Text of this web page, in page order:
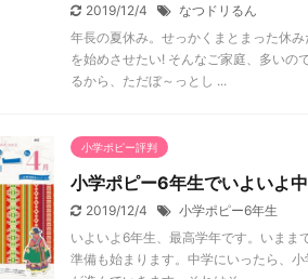
2019/12/4
なつドリるん
年長の夏休み。せっかくまとまった休
を始めさせたい! そんなご家庭、多いの
るから、ただぼ～っとし ...
小学ポピー評判
小学ポピー6年生でいよいよ
2019/12/4
小学ポピー6年生
いよいよ6年生、最高学年です。いまま
準備も始まります。中学にいったら、